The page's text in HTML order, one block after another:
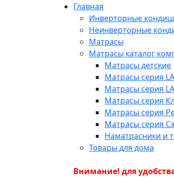
Главная
Инверторные
Неинверторные
Матрасы
Матрасы каталог
Матрасы детские
Матрасы серия
Матрасы серия
Матрасы серия
Матрасы серия
Матрасы серия
Наматрасники и
Товары для дома
Внимание! для